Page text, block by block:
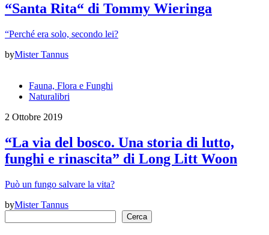
“Santa Rita“ di Tommy Wieringa
“Perché era solo, secondo lei?
byMister Tannus
Fauna, Flora e Funghi
Naturalibri
2 Ottobre 2019
“La via del bosco. Una storia di lutto,
funghi e rinascita” di Long Litt Woon
Può un fungo salvare la vita?
byMister Tannus
Cerca